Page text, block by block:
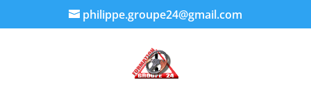
philippe.groupe24@gmail.com